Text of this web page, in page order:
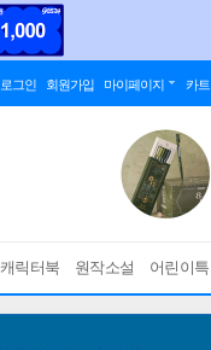
로그인 회원가입 마이페이지 카트
캐릭터북 원작소설 어린이